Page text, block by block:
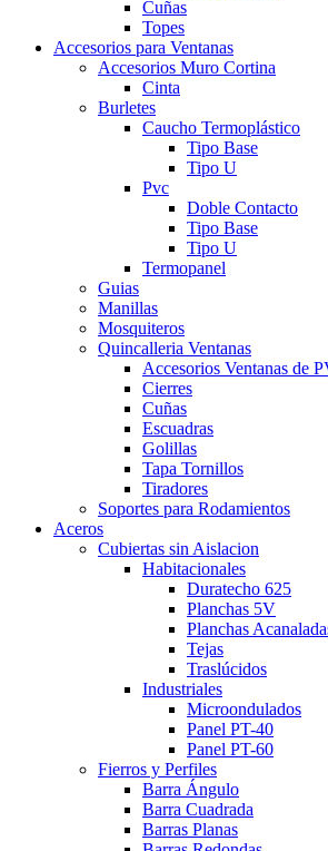
Cuñas
Topes
Accesorios para Ventanas
Accesorios Muro Cortina
Cinta
Burletes
Caucho Termoplástico
Tipo Base
Tipo U
Pvc
Doble Contacto
Tipo Base
Tipo U
Termopanel
Guias
Manillas
Mosquiteros
Quincalleria Ventanas
Accesorios Ventanas de
Cierres
Cuñas
Escuadras
Golillas
Tapa Tornillos
Tiradores
Soportes para Rodamientos
Aceros
Cubiertas sin Aislacion
Habitacionales
Duratecho 625
Planchas 5V
Planchas
Tejas
Traslúcidos
Industriales
Microondulados
Panel PT-40
Panel PT-60
Fierros y Perfiles
Barra Ángulo
Barra Cuadrada
Barras Planas